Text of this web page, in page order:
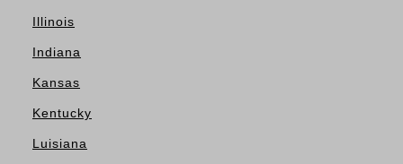
Illinois
Indiana
Kansas
Kentucky
Luisiana